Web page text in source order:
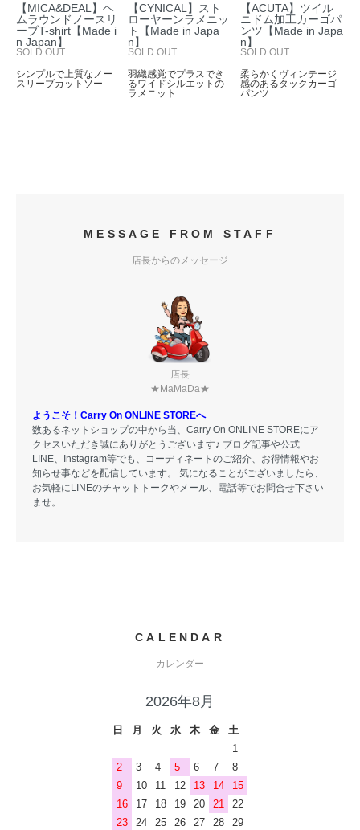
【MICA&DEAL】ヘ
ムラウンドノースリ
ーブT-shirt【Made i
n Japan】
SOLD OUT
シンプルで上質なノー
スリーブカットソー
【CYNICAL】スト
ローヤーンラメニッ
ト【Made in Japa
n】
SOLD OUT
羽織感覚でプラスでき
るワイドシルエットの
ラメニット
【ACUTA】ツイル
ニドム加工カーゴパ
ンツ【Made in Japa
n】
SOLD OUT
柔らかくヴィンテージ
感のあるタックカーゴ
パンツ
MESSAGE FROM STAFF
店長からのメッセージ
店長
★MaMaDa★
ようこそ！Carry On ONLINE STOREへ
数あるネットショップの中から当、Carry On ONLINE STOREにア
クセスいただき誠にありがとうございます♪ ブログ記事や公式
LINE、Instagram等でも、コーディネートのご紹介、お得情報やお
知らせ事などを配信しています。 気になることがございましたら、
お気軽にLINEのチャットトークやメール、電話等でお問合せ下さい
ませ。
CALENDAR
カレンダー
2026年8月
日 月 火 水 木 金
土
1
2
3 4 5 6 7
8
9
10 11 12 13 14
15
16
17 18 19 20 21
22
23
24 25 26 27 28 29